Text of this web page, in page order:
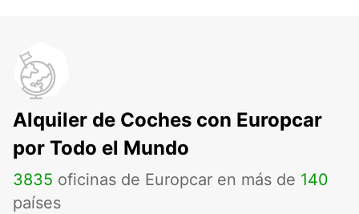
Alquiler de Coches con Europcar
por Todo el Mundo
3835 oficinas de Europcar en más de 140
países